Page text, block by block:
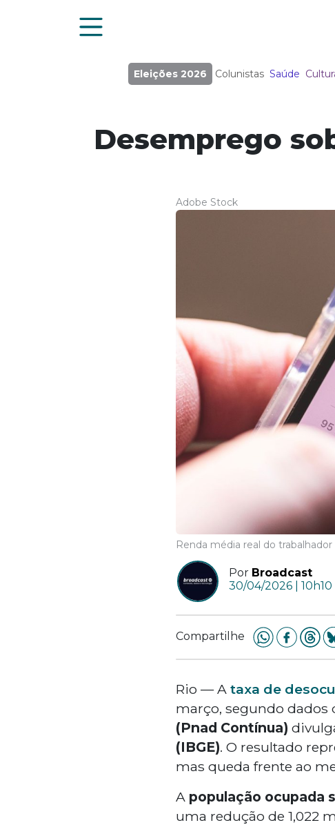
Eleições 2026 Colunistas Saúde
Desemprego
Adobe Stock
Renda média real do trabalhador
Por Broadcast
30/04/2026 | 10h10
Compartilhe
Rio — A taxa de
março, segundo dados
(Pnad Contínua)
(IBGE). O resultado
mas queda frente ao
A população ocupada
uma redução de 1,022